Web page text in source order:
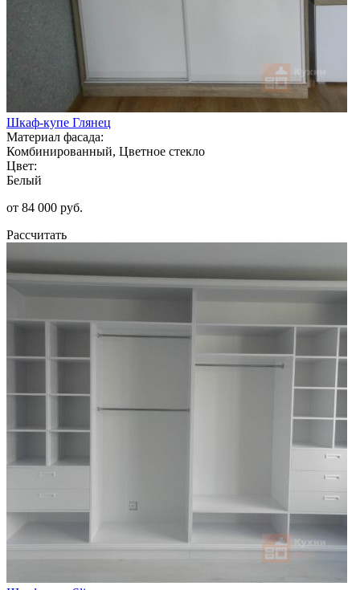
Шкаф-купе Глянец
Материал фасада:
Комбинированный, Цветное стекло
Цвет:
Белый
от 84 000 руб.
Рассчитать